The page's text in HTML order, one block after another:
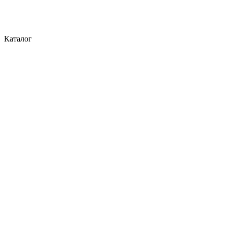
Каталог